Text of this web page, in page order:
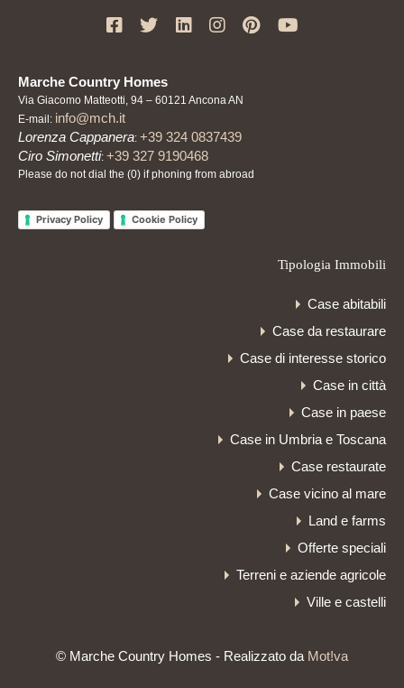
Marche Country Homes
Via Giacomo Matteotti, 94 – 60121 Ancona AN
E-mail: info@mch.it
Lorenza Cappanera: +39 324 0837439
Ciro Simonetti: +39 327 9190468
Please do not dial the (0) if phoning from abroad
Privacy Policy Cookie Policy
Tipologia Immobili
Case abitabili
Case da restaurare
Case di interesse storico
Case in città
Case in paese
Case in Umbria e Toscana
Case restaurate
Case vicino al mare
Land e farms
Offerte speciali
Terreni e aziende agricole
Ville e castelli
© Marche Country Homes - Realizzato da Mot!va